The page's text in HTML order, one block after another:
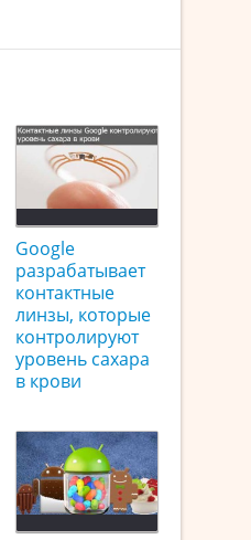
Google
разрабатывает
контактные
линзы, которые
контролируют
уровень сахара
в крови